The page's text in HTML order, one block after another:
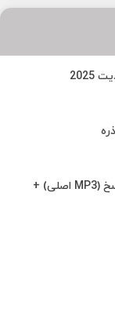
دانلود آهنگ مسعود جلیلیان و رامین تجنگی نسخ (MP3 اصلی) +